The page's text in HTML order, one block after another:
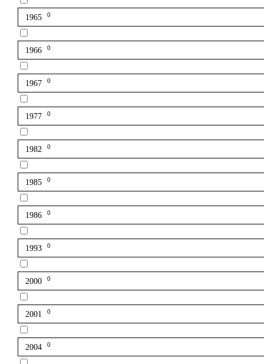
1965 0
1966 0
1967 0
1977 0
1982 0
1985 0
1986 0
1993 0
2000 0
2001 0
2004 0